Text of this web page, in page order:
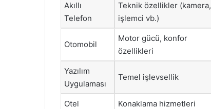
Akıllı
Telefon
Teknik özellikler (kamera,
işlemci vb.)
Otomobil
Motor gücü, konfor
özellikleri
Yazılım
Uygulaması
Temel işlevsellik
Otel Konaklama hizmetleri